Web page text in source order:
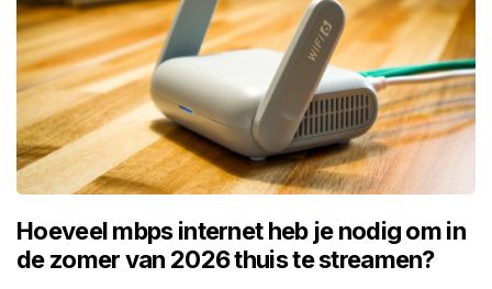
Hoeveel mbps internet heb je nodig om in
de zomer van 2026 thuis te streamen?